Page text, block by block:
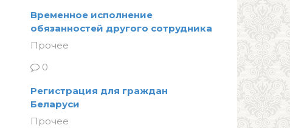
Временное исполнение
обязанностей другого сотрудника
Прочее
0
Регистрация для граждан
Беларуси
Прочее